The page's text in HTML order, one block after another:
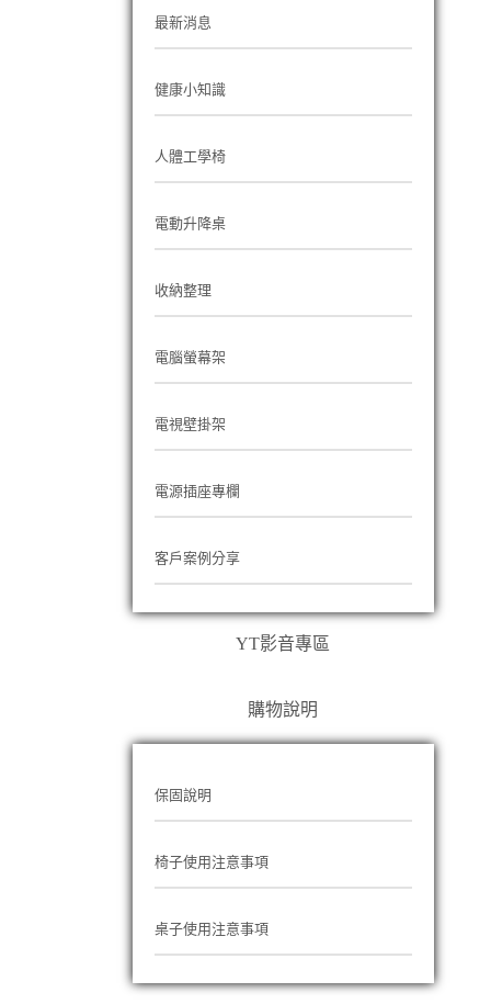
最新消息
健康小知識
人體工學椅
電動升降桌
收納整理
電腦螢幕架
電視壁掛架
電源插座專欄
客戶案例分享
YT影音專區
購物說明
保固說明
椅子使用注意事項
桌子使用注意事項